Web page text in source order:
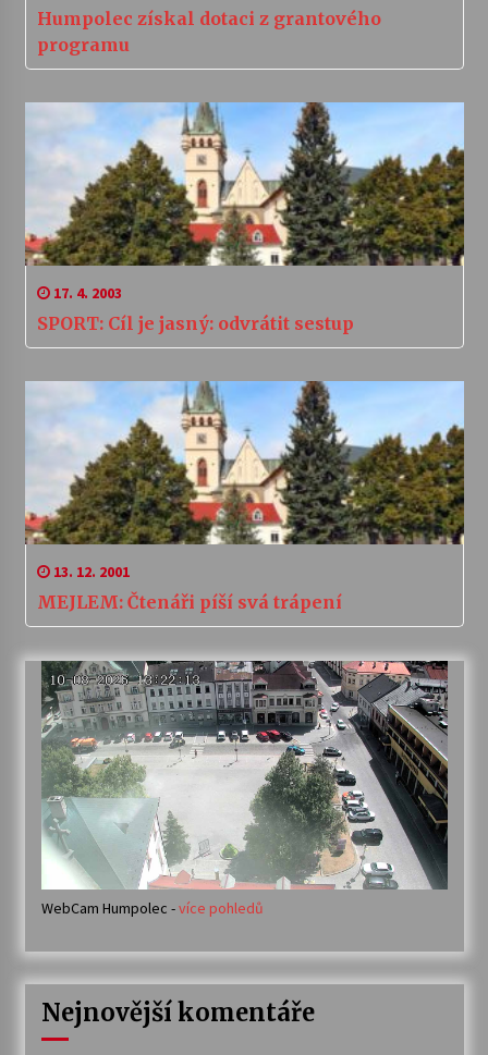
Humpolec získal dotaci z grantového
programu
17. 4. 2003
SPORT: Cíl je jasný: odvrátit sestup
13. 12. 2001
MEJLEM: Čtenáři píší svá trápení
WebCam Humpolec -více pohledů
Nejnovější komentáře